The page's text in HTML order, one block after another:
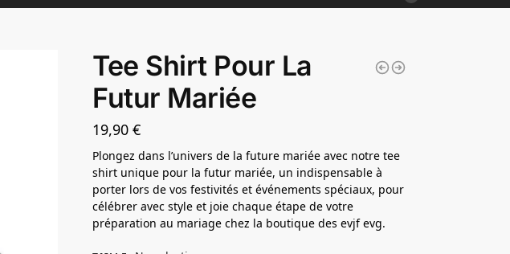
Tee Shirt Pour La
Futur Mariée
19,90€
Plongez dans l’univers de la future mariée avec notre tee
shirt unique pour la futur mariée, un indispensable à
porter lors de vos festivités et événements spéciaux, pour
célébrer avec style et joie chaque étape de votre
préparation au mariage chez la boutique des evjf evg.